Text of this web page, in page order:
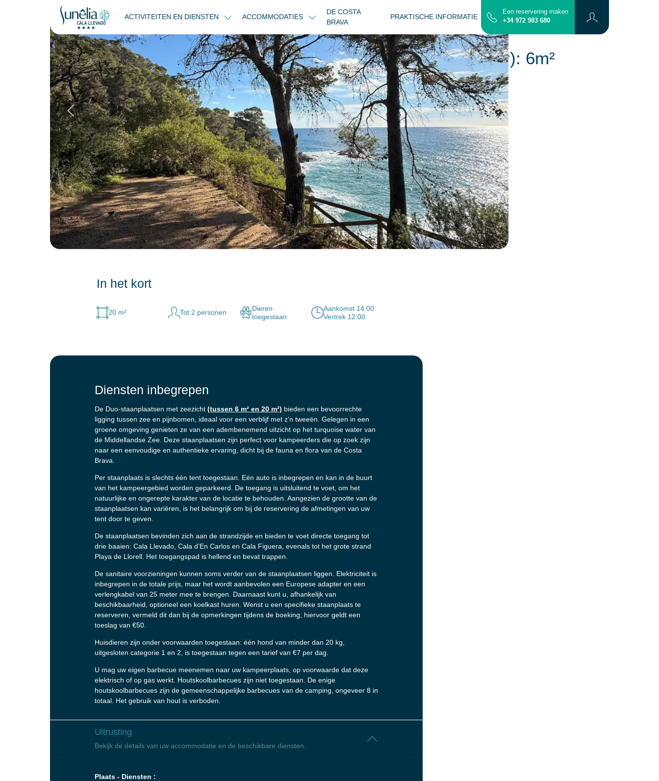
ACTIVITEITEN EN DIENSTEN ACCOMMODATIES
DE COSTA
BRAVA
PRAKTISCHE INFORMATIE CONTACT PLATTERGROND
Een reservering maken
+34 972 983 680
Terug
DUO-tentplaats met uitzicht op zee (te voet bereikbaar): 6m²
bis 20m²
In het kort
20 m² Tot 2 personen
Dieren
toegestaan
Aankomst 14:00
Vertrek 12:00
Diensten inbegrepen
De Duo-staanplaatsen met zeezicht (tussen 6 m² en 20 m²) bieden een bevoorrechte
ligging tussen zee en pijnbomen, ideaal voor een verblijf met z’n tweeën. Gelegen in een
groene omgeving genieten ze van een adembenemend uitzicht op het turquoise water van
de Middellandse Zee. Deze staanplaatsen zijn perfect voor kampeerders die op zoek zijn
naar een eenvoudige en authentieke ervaring, dicht bij de fauna en flora van de Costa
Brava.
Per staanplaats is slechts één tent toegestaan. Eén auto is inbegrepen en kan in de buurt
van het kampeergebied worden geparkeerd. De toegang is uitsluitend te voet, om het
natuurlijke en ongerepte karakter van de locatie te behouden. Aangezien de grootte van de
staanplaatsen kan variëren, is het belangrijk om bij de reservering de afmetingen van uw
tent door te geven.
De staanplaatsen bevinden zich aan de strandzijde en bieden te voet directe toegang tot
drie baaien: Cala Llevado, Cala d’En Carlos en Cala Figuera, evenals tot het grote strand
Playa de Llorell. Het toegangspad is hellend en bevat trappen.
De sanitaire voorzieningen kunnen soms verder van de staanplaatsen liggen. Elektriciteit is
inbegrepen in de totale prijs, maar het wordt aanbevolen een Europese adapter en een
verlengkabel van 25 meter mee te brengen. Daarnaast kunt u, afhankelijk van
beschikbaarheid, optioneel een koelkast huren. Wenst u een specifieke staanplaats te
reserveren, vermeld dit dan bij de opmerkingen tijdens de boeking; hiervoor geldt een
toeslag van €50.
Huisdieren zijn onder voorwaarden toegestaan: één hond van minder dan 20 kg,
uitgesloten categorie 1 en 2, is toegestaan tegen een tarief van €7 per dag.
U mag uw eigen barbecue meenemen naar uw kampeerplaats, op voorwaarde dat deze
elektrisch of op gas werkt. Houtskoolbarbecues zijn niet toegestaan. De enige
houtskoolbarbecues zijn de gemeenschappelijke barbecues van de camping, ongeveer 8 in
totaal. Het gebruik van hout is verboden.
Uitrusting
Bekijk de details van uw accommodatie en de beschikbare diensten.
Plaats - Diensten :